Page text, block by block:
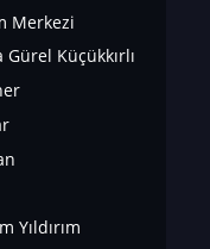
Merkezi
Küçükkırlı
Yıldırım